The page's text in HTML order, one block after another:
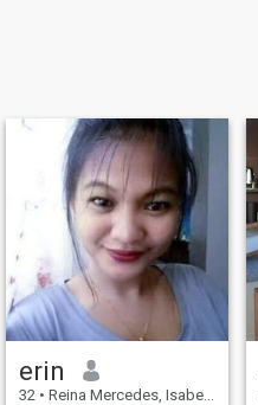
erin
32 • Reina Mercedes, Isabela, Philippines